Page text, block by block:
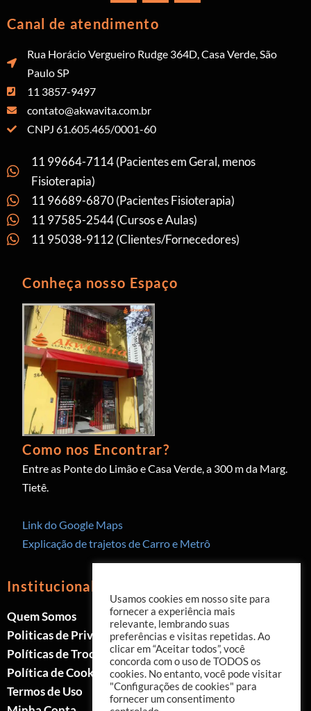
Canal de atendimento
Rua Horácio Vergueiro Rudge 364D, Casa Verde, São
Paulo SP
11 3857-9497
contato@akwavita.com.br
CNPJ 61.605.465/0001-60
11 99664-7114 (Pacientes em Geral, menos
Fisioterapia)
11 96689-6870 (Pacientes Fisioterapia)
11 97585-2544 (Cursos e Aulas)
11 95038-9112 (Clientes/Fornecedores)
Conheça nosso Espaço
Como nos Encontrar?
Entre as Ponte do Limão e Casa Verde, a 300 m da Marg.
Tietê.
Link do Google Maps
Explicação de trajetos de Carro e Metrô
Institucional
Quem Somos
Politicas de Privacidade
Políticas de Trocas e Devoluções
Política de Cookies
Termos de Uso
Usamos cookies em nosso site para
fornecer a experiência mais
relevante, lembrando suas
preferências e visitas repetidas. Ao
clicar em “Aceitar todos”, você
concorda com o uso de TODOS os
cookies. No entanto, você pode visitar
"Configurações de cookies" para
fornecer um consentimento